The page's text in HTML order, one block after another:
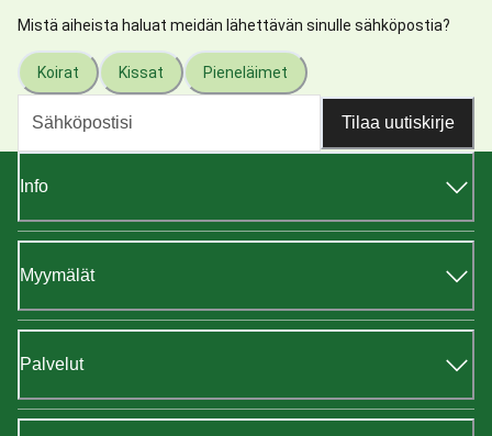
Mistä aiheista haluat meidän lähettävän sinulle sähköpostia?
Koirat Kissat Pieneläimet
Tilaa uutiskirje
Info
Myymälät
Palvelut